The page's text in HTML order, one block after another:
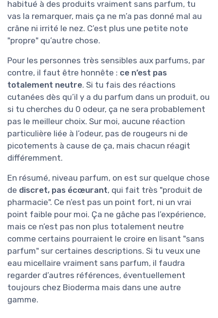
habitué à des produits vraiment sans parfum, tu
vas la remarquer, mais ça ne m’a pas donné mal au
crâne ni irrité le nez. C’est plus une petite note
"propre" qu’autre chose.
Pour les personnes très sensibles aux parfums, par
contre, il faut être honnête : ce n’est pas
totalement neutre. Si tu fais des réactions
cutanées dès qu’il y a du parfum dans un produit, ou
si tu cherches du 0 odeur, ça ne sera probablement
pas le meilleur choix. Sur moi, aucune réaction
particulière liée à l’odeur, pas de rougeurs ni de
picotements à cause de ça, mais chacun réagit
différemment.
En résumé, niveau parfum, on est sur quelque chose
de discret, pas écœurant, qui fait très "produit de
pharmacie". Ce n’est pas un point fort, ni un vrai
point faible pour moi. Ça ne gâche pas l’expérience,
mais ce n’est pas non plus totalement neutre
comme certains pourraient le croire en lisant "sans
parfum" sur certaines descriptions. Si tu veux une
eau micellaire vraiment sans parfum, il faudra
regarder d’autres références, éventuellement
toujours chez Bioderma mais dans une autre
gamme.